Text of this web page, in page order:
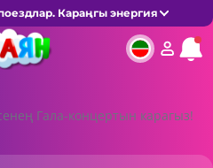
Караңгы энергия
Гала-концертын карагыз!